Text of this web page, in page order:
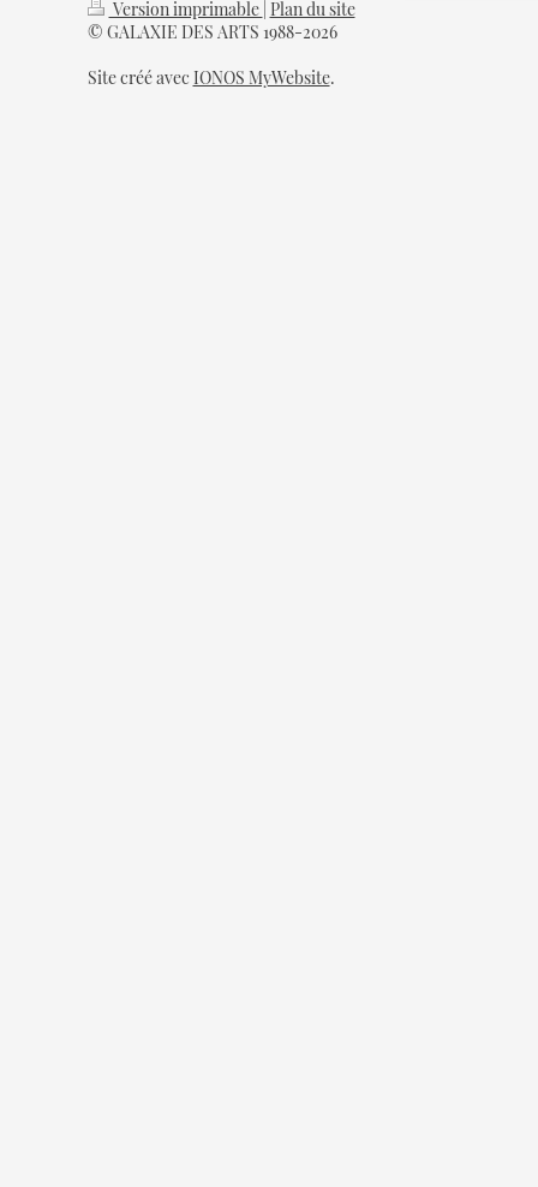
Version imprimable Plan du site
© GALAXIE DES ARTS 1988-2026
Site créé avec IONOS MyWebsite.